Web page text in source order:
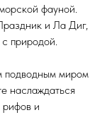
фауной.
и Ла Диг,
природой.
подводным миром
наслаждаться
рифов и